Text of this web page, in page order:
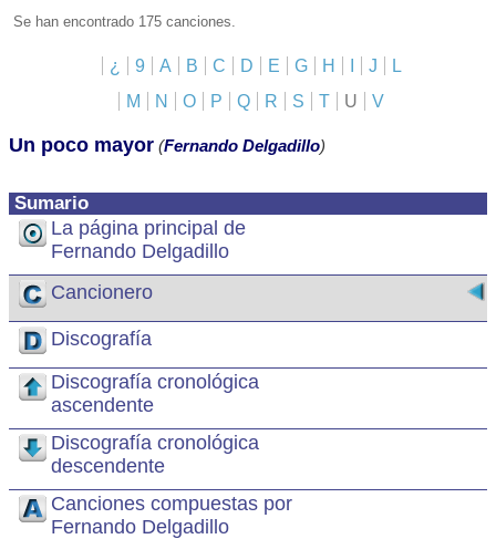
Se han encontrado 175 canciones.
¿ 9 A B C D E G H J
L
M
N O P Q R S T U V
Sumario
La página principal de
Fernando Delgadillo
Cancionero
Discografía
Discografía cronológica
ascendente
Discografía cronológica
descendente
Canciones compuestas por
Fernando Delgadillo
Un poco mayor (Fernando Delgadillo)